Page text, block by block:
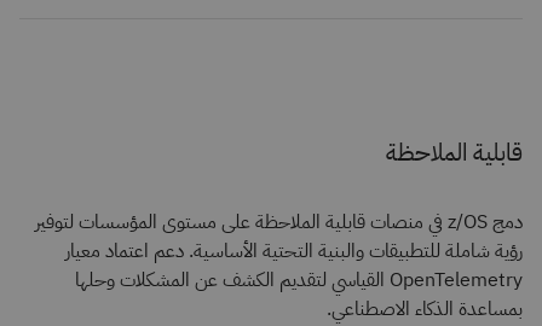
قابلية الملاحظة
دمج z/OS في منصات قابلية الملاحظة على مستوى المؤسسات لتوفير
رؤية شاملة للتطبيقات والبنية التحتية الأساسية. دعم اعتماد معيار
OpenTelemetry القياسي لتقديم الكشف عن المشكلات وحلها
بمساعدة الذكاء الاصطناعي.